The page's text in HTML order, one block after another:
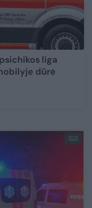
liga
dūrė
2